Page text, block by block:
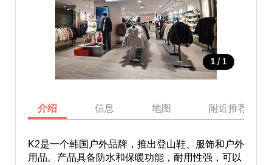
1 / 1
介绍 信息 地图 附近推荐景点
K2是一个韩国户外品牌，推出登山鞋、服饰和户外
用品。产品具备防水和保暖功能，耐用性强，可以